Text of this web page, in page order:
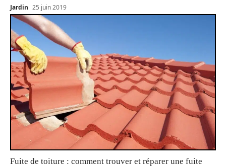
Jardin 25 juin 2019
Fuite de toiture : comment trouver et réparer une fuite